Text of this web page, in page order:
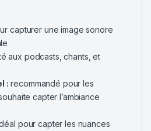
capturer une image sonore
aux podcasts, chants, et
: recommandé pour les
capter l’ambiance
pour capter les nuances